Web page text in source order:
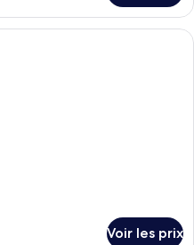
Suite Présidentielle | Coffres-forts
Voir les prix